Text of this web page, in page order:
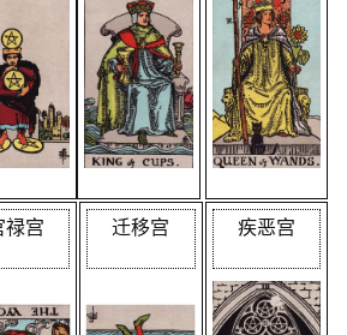
禄宫 迁移宫 疾恶宫